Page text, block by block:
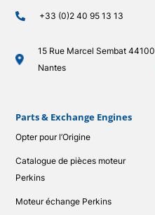
Parts & Exchange Engines
Opter pour l’Origine
Catalogue de pièces moteur
Perkins
Moteur échange Perkins
+33 (0)2 40 95 13 13
15 Rue Marcel Sembat 44100
Nantes